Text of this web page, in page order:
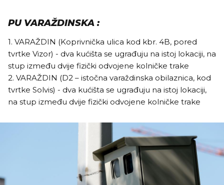
PU VARAŽDINSKA :
1. VARAŽDIN (Koprivnička ulica kod kbr. 4B, pored
tvrtke Vizor) - dva kućišta se ugrađuju na istoj lokaciji, na
stup između dvije fizički odvojene kolničke trake
2. VARAŽDIN (D2 – istočna varaždinska obilaznica, kod
tvrtke Solvis) - dva kućišta se ugrađuju na istoj lokaciji,
na stup između dvije fizički odvojene kolničke trake